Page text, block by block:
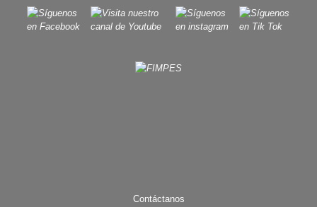
Contáctanos